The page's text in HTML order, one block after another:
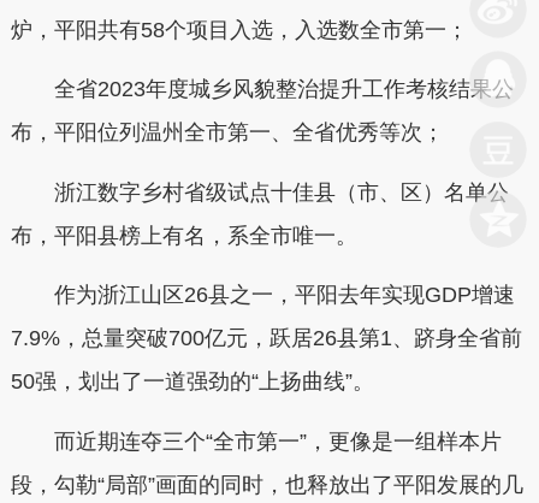
炉，平阳共有58个项目入选，入选数全市第一；
全省2023年度城乡风貌整治提升工作考核结果公
布，平阳位列温州全市第一、全省优秀等次；
浙江数字乡村省级试点十佳县（市、区）名单公
布，平阳县榜上有名，系全市唯一。
作为浙江山区26县之一，平阳去年实现GDP增速
7.9%，总量突破700亿元，跃居26县第1、跻身全省前
50强，划出了一道强劲的“上扬曲线”。
而近期连夺三个“全市第一”，更像是一组样本片
段，勾勒“局部”画面的同时，也释放出了平阳发展的几